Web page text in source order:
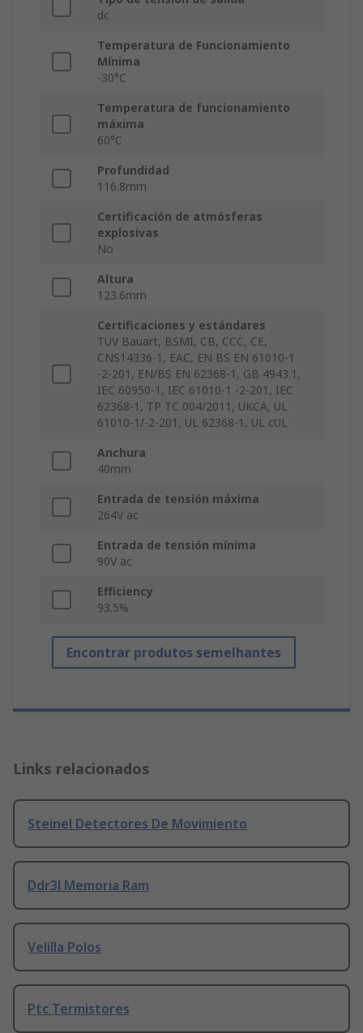
dc
Temperatura de Funcionamiento
Mínima
-30°C
Temperatura de funcionamiento
máxima
60°C
Profundidad
116.8mm
Certificación de atmósferas
explosivas
No
Altura
123.6mm
Certificaciones y estándares
TUV Bauart, BSMI, CB, CCC, CE,
CNS14336-1, EAC, EN BS EN 61010-1
-2-201, EN/BS EN 62368-1, GB 4943.1,
IEC 60950-1, IEC 61010-1 -2-201, IEC
62368-1, TP TC 004/2011, UKCA, UL
61010-1/-2-201, UL 62368-1, UL cUL
Anchura
40mm
Entrada de tensión máxima
264V ac
Entrada de tensión mínima
90V ac
Efficiency
93.5%
Encontrar produtos semelhantes
Links relacionados
Steinel Detectores De Movimiento
Ddr3l Memoria Ram
Velilla Polos
Ptc Termistores